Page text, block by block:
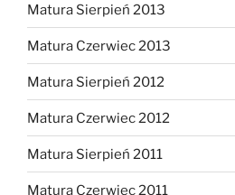
Matura Sierpień 2013
Matura Czerwiec 2013
Matura Sierpień 2012
Matura Czerwiec 2012
Matura Sierpień 2011
Matura Czerwiec 2011